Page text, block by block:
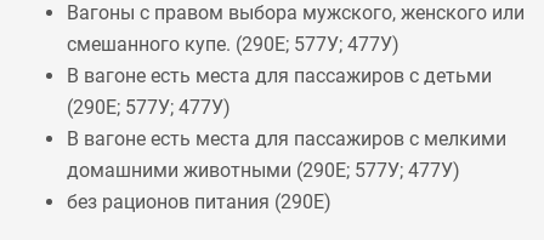
Вагоны с правом выбора мужского, женского или
смешанного купе. (290Е; 577У; 477У)
В вагоне есть места для пассажиров с детьми
(290Е; 577У; 477У)
В вагоне есть места для пассажиров с мелкими
домашними животными (290Е; 577У; 477У)
без рационов питания (290Е)